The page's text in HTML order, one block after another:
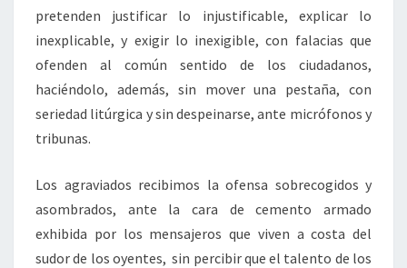
pretenden justificar lo injustificable, explicar lo
inexplicable, y exigir lo inexigible, con falacias que
ofenden al común sentido de los ciudadanos,
haciéndolo, además, sin mover una pestaña, con
seriedad litúrgica y sin despeinarse, ante micrófonos y
tribunas.
Los agraviados recibimos la ofensa sobrecogidos y
asombrados, ante la cara de cemento armado
exhibida por los mensajeros que viven a costa del
sudor de los oyentes, sin percibir que el talento de los